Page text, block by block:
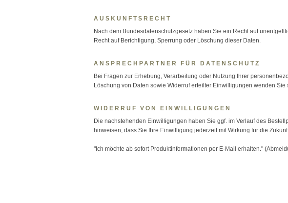
AUSKUNFTSRECHT
Nach dem Bundesdatenschutzgesetz haben Sie ein Recht auf
Recht auf Berichtigung, Sperrung oder Löschung dieser Daten.
ANSPRECHPARTNER FÜR DATENSCHUTZ
Bei Fragen zur Erhebung, Verarbeitung oder Nutzung Ihrer
Löschung von Daten sowie Widerruf erteilter Einwilligungen wenden Sie
WIDERRUF VON EINWILLIGUNGEN
Die nachstehenden Einwilligungen haben Sie ggf. im Verlauf des
hinweisen, dass Sie Ihre Einwilligung jederzeit mit Wirkung für die
"Ich möchte ab sofort Produktinformationen per E-Mail erhalten."